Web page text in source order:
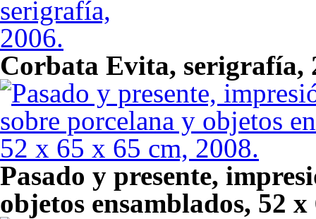
Corbata Evita, serigrafía,
Pasado y presente,
objetos ensamblados, 52